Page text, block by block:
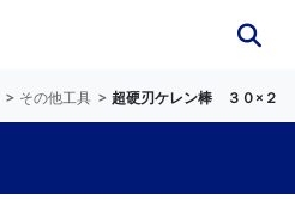
その他工具 超硬刃ケレン棒 ３０×２２